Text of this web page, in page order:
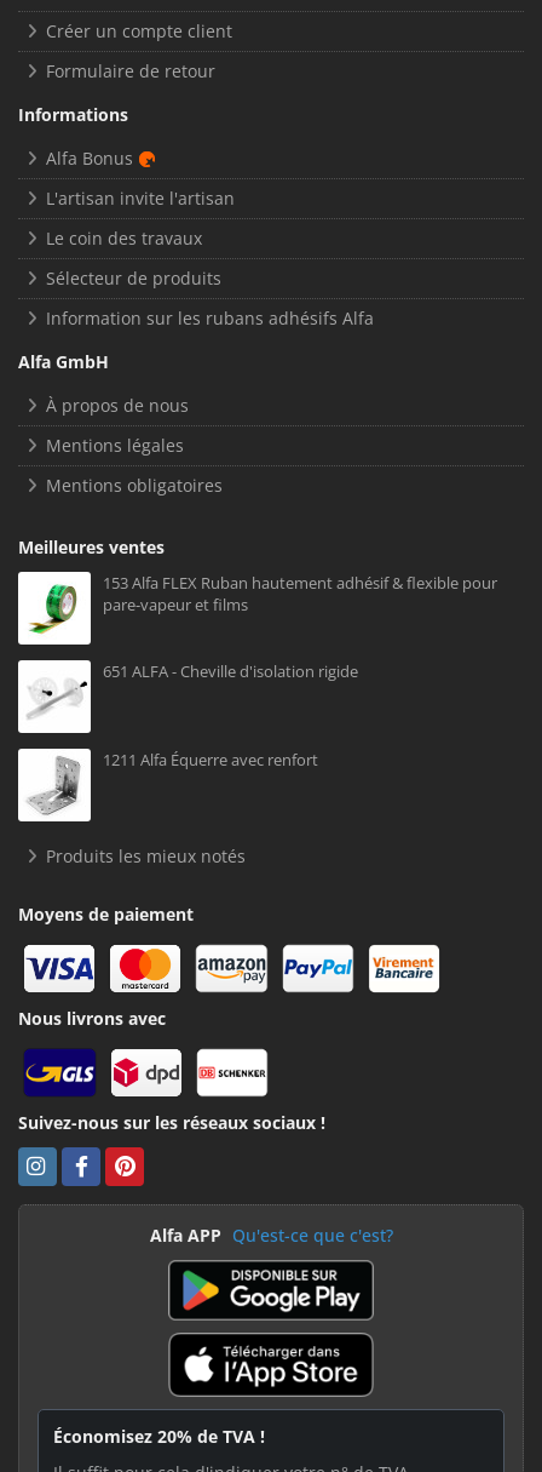
Créer un compte client
Formulaire de retour
Informations
Alfa Bonus
L'artisan invite l'artisan
Le coin des travaux
Sélecteur de produits
Information sur les rubans adhésifs Alfa
Alfa GmbH
À propos de nous
Mentions légales
Mentions obligatoires
Meilleures ventes
153 Alfa FLEX Ruban hautement adhésif & flexible pour
pare-vapeur et films
651 ALFA - Cheville d'isolation rigide
1211 Alfa Équerre avec renfort
Produits les mieux notés
Moyens de paiement
Nous livrons avec
Suivez-nous sur les réseaux sociaux !
Alfa APP Qu'est-ce que c'est?
Économisez 20% de TVA !